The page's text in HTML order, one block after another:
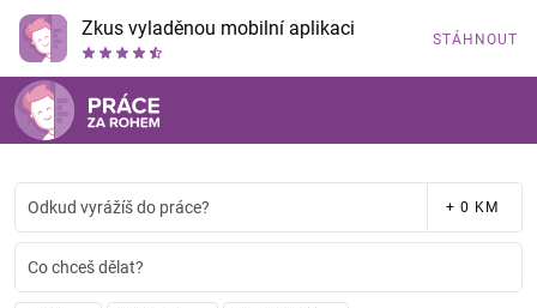
Zkus vyladěnou mobilní aplikaci STÁHNOUT
Odkud vyrážíš do práce? + 0 KM
Co chceš dělat?